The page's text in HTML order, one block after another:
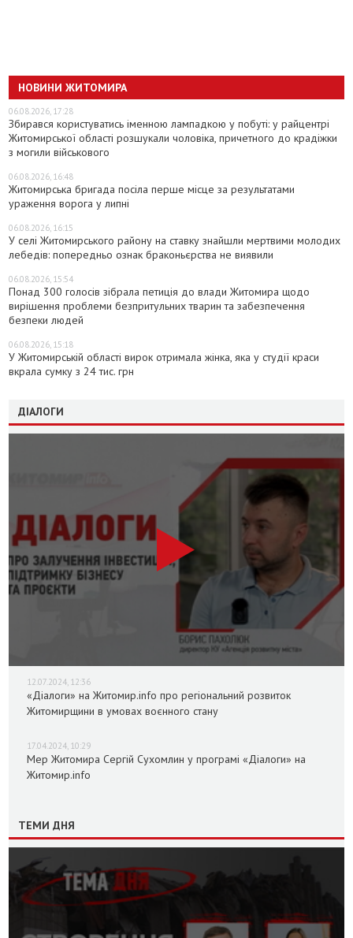
НОВИНИ ЖИТОМИРА
06.08.2026, 17:28
Збирався користуватись іменною лампадкою у побуті: у райцентрі
Житомирської області розшукали чоловіка, причетного до крадіжки
з могили військового
06.08.2026, 16:48
Житомирська бригада посіла перше місце за результатами
ураження ворога у липні
06.08.2026, 16:15
У селі Житомирського району на ставку знайшли мертвими молодих
лебедів: попередньо ознак браконьєрства не виявили
06.08.2026, 15:54
Понад 300 голосів зібрала петиція до влади Житомира щодо
вирішення проблеми безпритульних тварин та забезпечення
безпеки людей
06.08.2026, 15:18
У Житомирській області вирок отримала жінка, яка у студії краси
вкрала сумку з 24 тис. грн
ДІАЛОГИ
12.07.2024, 12:36
«Діалоги» на Житомир.info про регіональний розвиток
Житомирщини в умовах воєнного стану
17.04.2024, 10:29
Мер Житомира Сергій Сухомлин у програмі «Діалоги» на
Житомир.info
ТЕМИ ДНЯ